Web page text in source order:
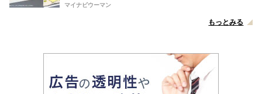
マイナビウーマン
もっとみる